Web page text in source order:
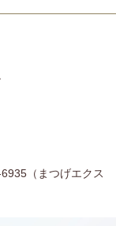
（まつげエクス